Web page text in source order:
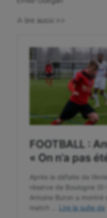
Fitness
Futsal
Golf
Gymnastique
Gymnastique
Haltérophilie
Handisport
Hippisme
Jeux
A lire aussi >>